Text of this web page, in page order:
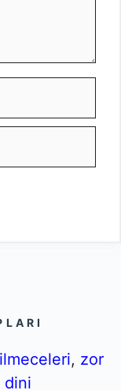
, zor
dini